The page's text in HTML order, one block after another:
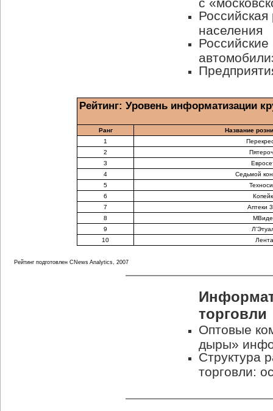
населения
Рейтинг: Уровень информатизации
Ранг
Название
1
2
3
4
Седьмой
5
6
7
Аптеки
8
9
10
Лента
Рейтинг подготовлен CNews Analytics, 2007
торговли
Оптовые
дыры»
Структура
торговли: